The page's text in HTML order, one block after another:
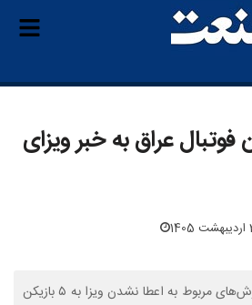
عراق به خبر ویزای
فدراسیون فوتبال عراق گزارش‌های مربوط به اعطا نشدن ویزا به ۵ بازیکن